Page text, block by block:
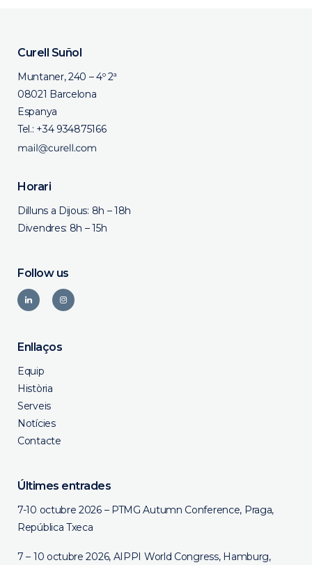
Curell Suñol
Muntaner, 240 – 4º 2ª
08021 Barcelona
Espanya
Tel.: +34 934875166
Horari
Dilluns a Dijous: 8h – 18h
Divendres: 8h – 15h
Follow us
Enllaços
Equip
Història
Serveis
Notícies
Contacte
Últimes entrades
7-10 octubre 2026 – PTMG Autumn Conference, Praga,
República Txeca
7 – 10 octubre 2026, AIPPI World Congress, Hamburg,